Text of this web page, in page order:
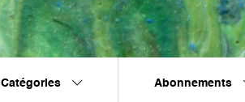
Catégories Abonnements